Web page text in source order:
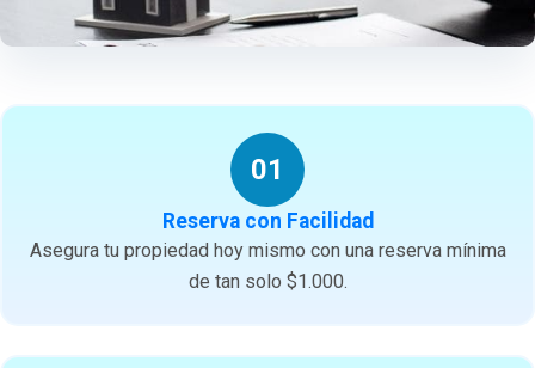
01
Reserva con Facilidad
Asegura tu propiedad hoy mismo con una reserva mínima
de tan solo $1.000.